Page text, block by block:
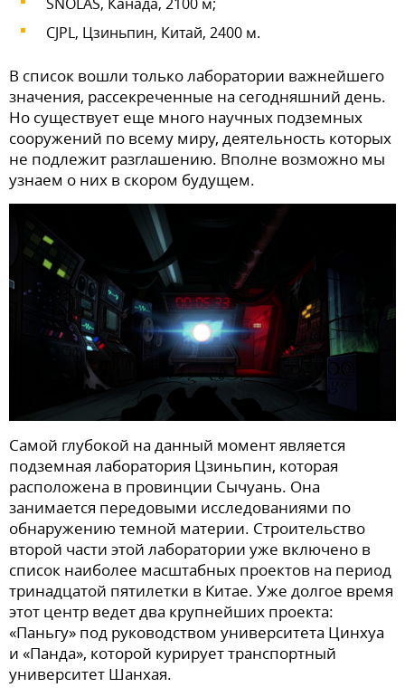
CJPL, Цзиньпин, Китай, 2400 м.
В список вошли только лаборатории важнейшего
значения, рассекреченные на сегодняшний день.
Но существует еще много научных подземных
сооружений по всему миру, деятельность которых
не подлежит разглашению. Вполне возможно мы
узнаем о них в скором будущем.
Самой глубокой на данный момент является
подземная лаборатория Цзиньпин, которая
расположена в провинции Сычуань. Она
занимается передовыми исследованиями по
обнаружению темной материи. Строительство
второй части этой лаборатории уже включено в
список наиболее масштабных проектов на период
тринадцатой пятилетки в Китае. Уже долгое время
этот центр ведет два крупнейших проекта:
«Паньгу» под руководством университета Цинхуа
и «Панда», которой курирует транспортный
университет Шанхая.